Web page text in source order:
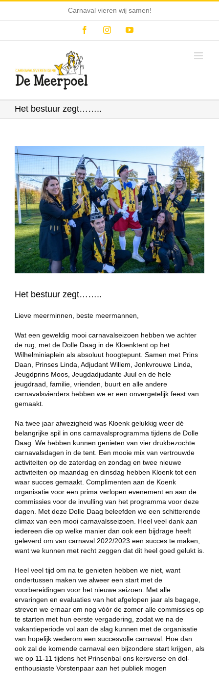
Carnaval vieren wij samen!
FacebookInstagramYouTube
Het bestuur zegt……..
Bekijk
grotere
afbeelding
Het bestuur zegt……..
Lieve meerminnen, beste meermannen,
Wat een geweldig mooi carnavalseizoen hebben we achter
de rug, met de Dolle Daag in de Kloenktent op het
Wilhelminiaplein als absoluut hoogtepunt. Samen met Prins
Daan, Prinses Linda, Adjudant Willem, Jonkvrouwe Linda,
Jeugdprins Moos, Jeugdadjudante Juul en de hele
jeugdraad, familie, vrienden, buurt en alle andere
carnavalsvierders hebben we er een onvergetelijk feest van
gemaakt.
Na twee jaar afwezigheid was Kloenk gelukkig weer dé
belangrijke spil in ons carnavalsprogramma tijdens de Dolle
Daag. We hebben kunnen genieten van vier drukbezochte
carnavalsdagen in de tent. Een mooie mix van vertrouwde
activiteiten op de zaterdag en zondag en twee nieuwe
activiteiten op maandag en dinsdag hebben Kloenk tot een
waar succes gemaakt. Complimenten aan de Koenk
organisatie voor een prima verlopen evenement en aan de
commissies voor de invulling van het programma voor deze
dagen. Met deze Dolle Daag beleefden we een schitterende
climax van een mooi carnavalsseizoen. Heel veel dank aan
iedereen die op welke manier dan ook een bijdrage heeft
geleverd om van carnaval 2022/2023 een succes te maken,
want we kunnen met recht zeggen dat dit heel goed gelukt is.
Heel veel tijd om na te genieten hebben we niet, want
ondertussen maken we alweer een start met de
voorbereidingen voor het nieuwe seizoen. Met alle
ervaringen en evaluaties van het afgelopen jaar als bagage,
streven we ernaar om nog vòòr de zomer alle commissies op
te starten met hun eerste vergadering, zodat we na de
vakantieperiode vol aan de slag kunnen met de organisatie
van hopelijk wederom een succesvolle carnaval. Hoe dan
ook zal de komende carnaval een bijzondere start krijgen, als
we op 11-11 tijdens het Prinsenbal ons kersverse en dol-
enthousiaste Vorstenpaar aan het publiek mogen